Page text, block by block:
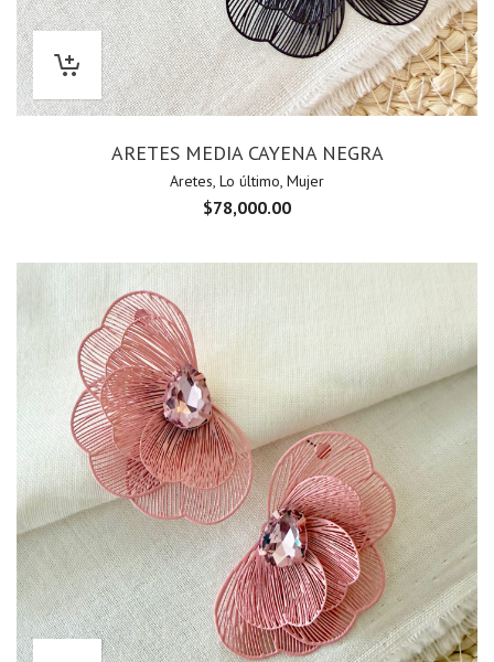
ARETES MEDIA CAYENA NEGRA
Aretes, Lo último, Mujer
$78,000.00